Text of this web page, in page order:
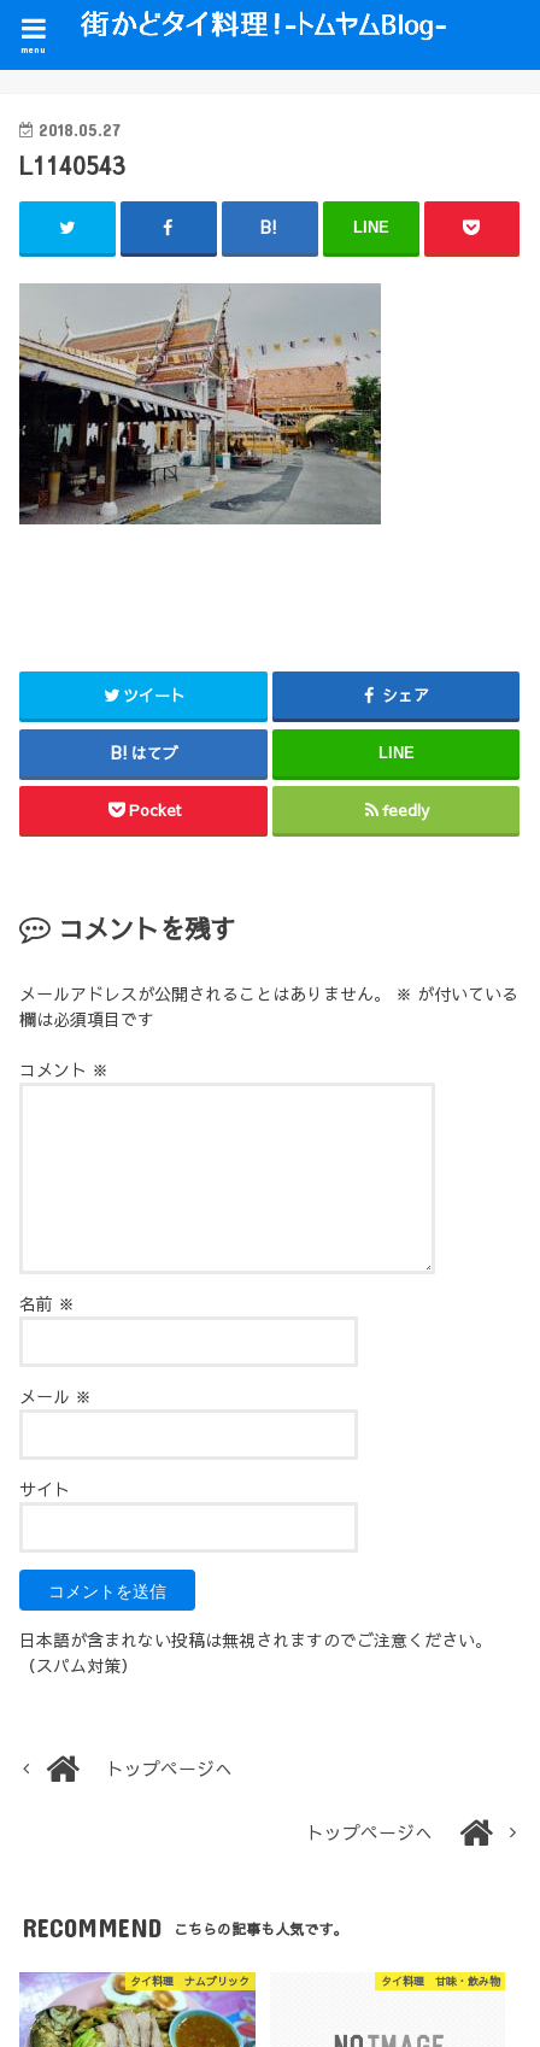
menu
2018.05.27
L1140543
LINE
ツイート シェア
はてブ LINE
Pocket feedly
コメントを残す
メールアドレスが公開されることはありません。 ※ が付いている
欄は必須項目です
コメント ※
名前 ※
メール ※
サイト
日本語が含まれない投稿は無視されますのでご注意ください。
（スパム対策）
トップページへ
トップページへ
RECOMMEND こちらの記事も人気です。
タイ料理 ナムプリック タイ料理 甘味・飲み物